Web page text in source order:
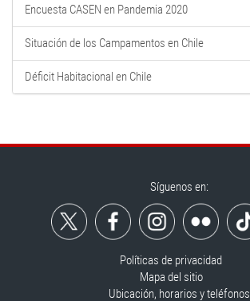
Encuesta CASEN en Pandemia 2020
Situación de los Campamentos en Chile
Déficit Habitacional en Chile
Síguenos en:
Políticas de privacidad
Mapa del sitio
Ubicación, horarios y teléfonos